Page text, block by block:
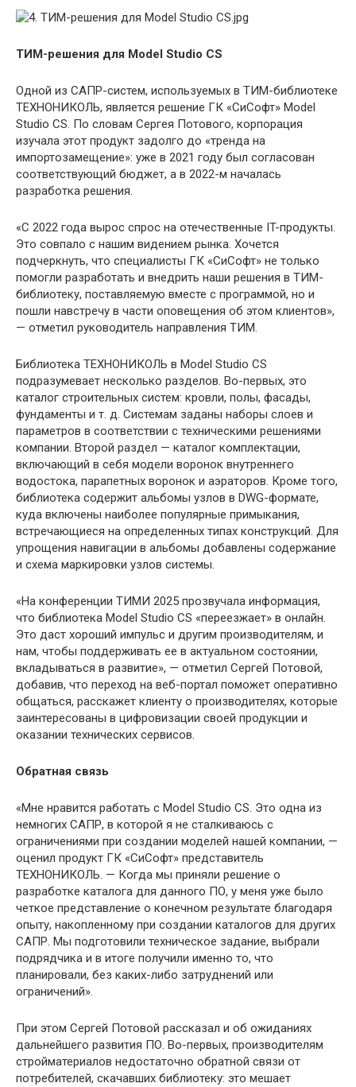
ТИМ-решения для Model Studio CS
Одной из САПР-систем, используемых в ТИМ-библиотеке
ТЕХНОНИКОЛЬ, является решение ГК «СиСофт» Model
Studio CS. По словам Сергея Потового, корпорация
изучала этот продукт задолго до «тренда на
импортозамещение»: уже в 2021 году был согласован
соответствующий бюджет, а в 2022-м началась
разработка решения.
«С 2022 года вырос спрос на отечественные IT-продукты.
Это совпало с нашим видением рынка. Хочется
подчеркнуть, что специалисты ГК «СиСофт» не только
помогли разработать и внедрить наши решения в ТИМ-
библиотеку, поставляемую вместе с программой, но и
пошли навстречу в части оповещения об этом клиентов»,
— отметил руководитель направления ТИМ.
Библиотека ТЕХНОНИКОЛЬ в Model Studio CS
подразумевает несколько разделов. Во-первых, это
каталог строительных систем: кровли, полы, фасады,
фундаменты и т. д. Системам заданы наборы слоев и
параметров в соответствии с техническими решениями
компании. Второй раздел — каталог комплектации,
включающий в себя модели воронок внутреннего
водостока, парапетных воронок и аэраторов. Кроме того,
библиотека содержит альбомы узлов в DWG-формате,
куда включены наиболее популярные примыкания,
встречающиеся на определенных типах конструкций. Для
упрощения навигации в альбомы добавлены содержание
и схема маркировки узлов системы.
«На конференции ТИМИ 2025 прозвучала информация,
что библиотека Model Studio CS «переезжает» в онлайн.
Это даст хороший импульс и другим производителям, и
нам, чтобы поддерживать ее в актуальном состоянии,
вкладываться в развитие», — отметил Сергей Потовой,
добавив, что переход на веб-портал поможет оперативно
общаться, расскажет клиенту о производителях, которые
заинтересованы в цифровизации своей продукции и
оказании технических сервисов.
Обратная связь
«Мне нравится работать с Model Studio CS. Это одна из
немногих САПР, в которой я не сталкиваюсь с
ограничениями при создании моделей нашей компании, —
оценил продукт ГК «СиСофт» представитель
ТЕХНОНИКОЛЬ. — Когда мы приняли решение о
разработке каталога для данного ПО, у меня уже было
четкое представление о конечном результате благодаря
опыту, накопленному при создании каталогов для других
САПР. Мы подготовили техническое задание, выбрали
подрядчика и в итоге получили именно то, что
планировали, без каких-либо затруднений или
ограничений».
При этом Сергей Потовой рассказал и об ожиданиях
дальнейшего развития ПО. Во-первых, производителям
стройматериалов недостаточно обратной связи от
потребителей, скачавших библиотеку: это мешает